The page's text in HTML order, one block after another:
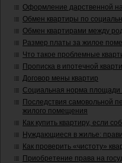
Оформление дарственной
Обмен квартиры по
Обмен квартирами между
Размер платы за жилое
Что такое проблемные
Прописка в ипотечной
Договор мены квартир
Социальная норма площади
Последствия самовольной
жилого помещения
Как купить квартиру, если
Нуждающиеся в жилье:
Как проверить «чистоту»
Приобретение права на